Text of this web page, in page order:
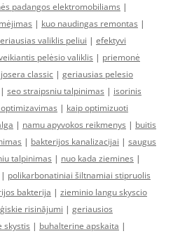
padangos elektromobiliams |
| kuo naudingas remontas |
valiklis peliui | efektyvi
pelėsio valiklis | priemonė
josera classic | geriausias pelesio
| seo straipsniu talpinimas | isorinis
| kaip optimizuoti
| namu apyvokos reikmenys | buitis
| bakterijos kanalizacijai | saugus
talpinimas | nuo kada ziemines |
| polikarbonatiniai šiltnamiai stipruolis
bakterija | zieminio langu skyscio
risinājumi | geriausios
skystis | buhalterine apskaita |